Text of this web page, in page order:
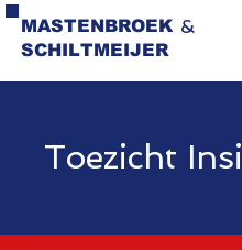
MASTENBROEK
SCHILTMEIJER
&
Toezicht